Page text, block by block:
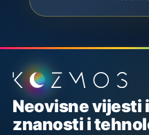
Podnožje stranice
Neovisne vijesti
znanosti i